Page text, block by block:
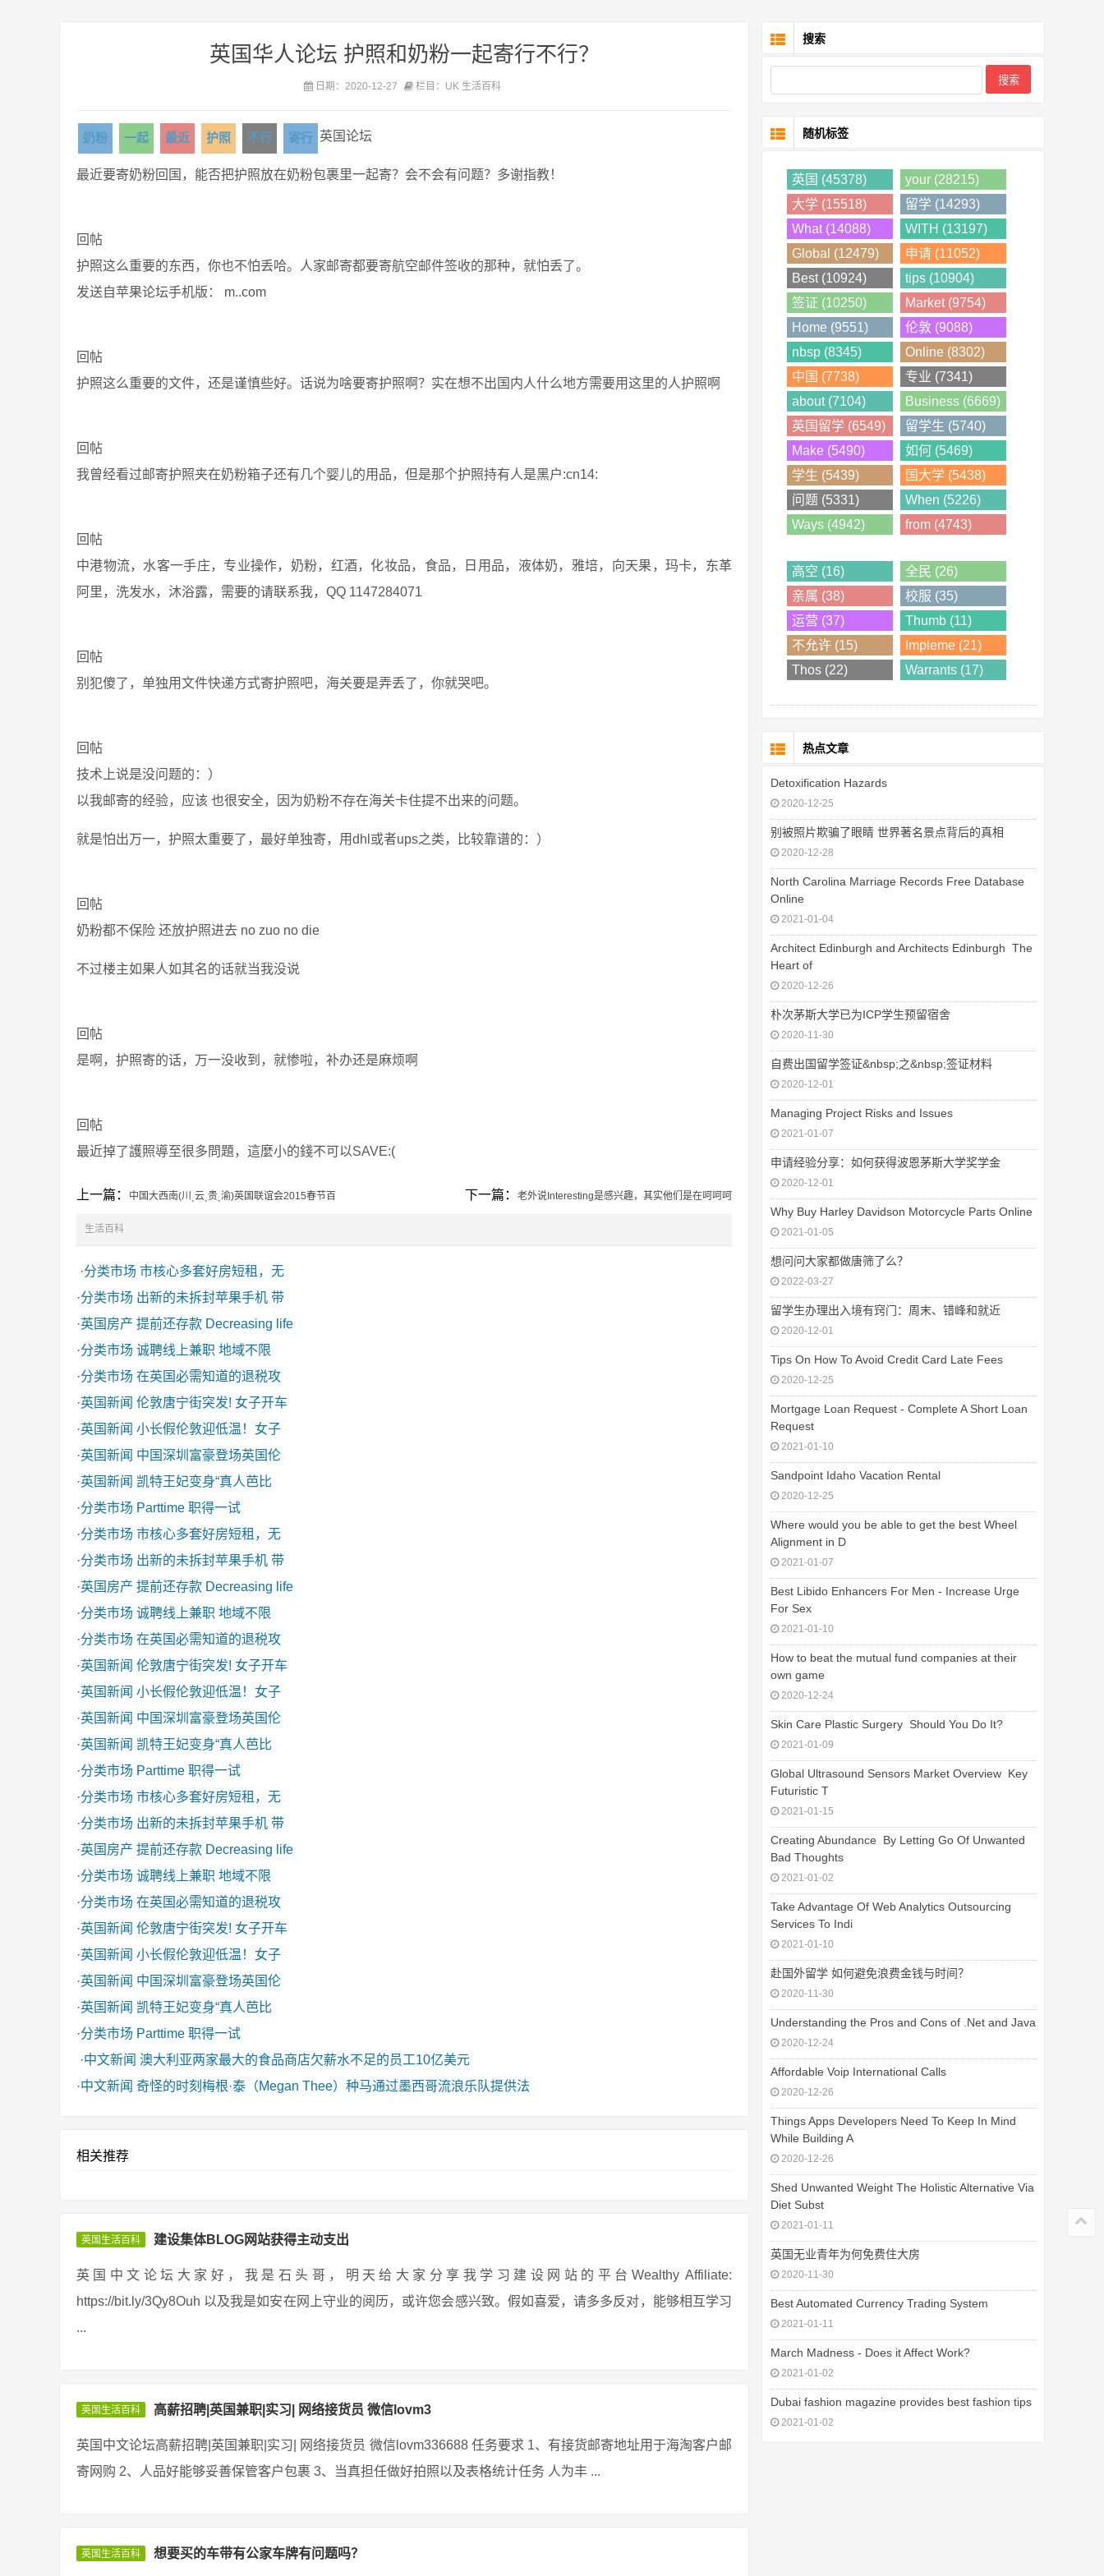
英国华人论坛 护照和奶粉一起寄行不行？
日期：2020-12-27 栏目：UK 生活百科
奶粉 一起 最近 护照 不行 寄行 英国论坛
最近要寄奶粉回国，能否把护照放在奶粉包裹里一起寄？会不会有问题？多谢指教！
回帖
护照这么重要的东西，你也不怕丢哈。人家邮寄都要寄航空邮件签收的那种，就怕丢了。
发送自苹果论坛手机版： m..com
回帖
护照这么重要的文件，还是谨慎些好。话说为啥要寄护照啊？实在想不出国内人什么地方需要用这里的人护照啊
回帖
我曾经看过邮寄护照夹在奶粉箱子还有几个婴儿的用品，但是那个护照持有人是黑户:cn14:
回帖
中港物流，水客一手庄，专业操作，奶粉，红酒，化妆品，食品，日用品，液体奶，雅培，向天果，玛卡，东革
阿里，洗发水，沐浴露，需要的请联系我，QQ 1147284071
回帖
别犯傻了，单独用文件快递方式寄护照吧，海关要是弄丢了，你就哭吧。
回帖
技术上说是没问题的：）
以我邮寄的经验，应该 也很安全，因为奶粉不存在海关卡住提不出来的问题。
就是怕出万一，护照太重要了，最好单独寄，用dhl或者ups之类，比较靠谱的：）
回帖
奶粉都不保险 还放护照进去 no zuo no die
不过楼主如果人如其名的话就当我没说
回帖
是啊，护照寄的话，万一没收到，就惨啦，补办还是麻烦啊
回帖
最近掉了護照導至很多問題，這麼小的錢不可以SAVE:(
上一篇： 中国大西南(川ˎ云ˎ贵ˎ渝)英国联谊会2015春节百 下一篇： 老外说Interesting是感兴趣，其实他们是在呵呵呵
生活百科
·分类市场 市核心多套好房短租，无
·分类市场 出新的未拆封苹果手机 带
·英国房产 提前还存款 Decreasing life
·分类市场 诚聘线上兼职 地域不限
·分类市场 在英国必需知道的退税攻
·英国新闻 伦敦唐宁街突发! 女子开车
·英国新闻 小长假伦敦迎低温！女子
·英国新闻 中国深圳富豪登场英国伦
·英国新闻 凯特王妃变身“真人芭比
·分类市场 Parttime 职得一试
·分类市场 市核心多套好房短租，无
·分类市场 出新的未拆封苹果手机 带
·英国房产 提前还存款 Decreasing life
·分类市场 诚聘线上兼职 地域不限
·分类市场 在英国必需知道的退税攻
·英国新闻 伦敦唐宁街突发! 女子开车
·英国新闻 小长假伦敦迎低温！女子
·英国新闻 中国深圳富豪登场英国伦
·英国新闻 凯特王妃变身“真人芭比
·分类市场 Parttime 职得一试
·分类市场 市核心多套好房短租，无
·分类市场 出新的未拆封苹果手机 带
·英国房产 提前还存款 Decreasing life
·分类市场 诚聘线上兼职 地域不限
·分类市场 在英国必需知道的退税攻
·英国新闻 伦敦唐宁街突发! 女子开车
·英国新闻 小长假伦敦迎低温！女子
·英国新闻 中国深圳富豪登场英国伦
·英国新闻 凯特王妃变身“真人芭比
·分类市场 Parttime 职得一试
·中文新闻 澳大利亚两家最大的食品商店欠薪水不足的员工10亿美元
·中文新闻 奇怪的时刻梅根·泰（Megan Thee）种马通过墨西哥流浪乐队提供法
相关推荐
英国生活百科 建设集体BLOG网站获得主动支出
英国中文论坛大家好，我是石头哥，明天给大家分享我学习建设网站的平台Wealthy Affiliate:
https://bit.ly/3Qy8Ouh 以及我是如安在网上守业的阅历，或许您会感兴致。假如喜爱，请多多反对，能够相互学习
...
英国生活百科 高薪招聘|英国兼职|实习| 网络接货员 微信lovm3
英国中文论坛高薪招聘|英国兼职|实习| 网络接货员 微信lovm336688 任务要求 1、有接货邮寄地址用于海淘客户邮
寄网购 2、人品好能够妥善保管客户包裹 3、当真担任做好拍照以及表格统计任务 人为丰 ...
英国生活百科 想要买的车带有公家车牌有问题吗？
搜索
随机标签
英国 (45378)
your (28215)
大学 (15518)
留学 (14293)
What (14088)
WITH (13197)
Global (12479)
申请 (11052)
Best (10924)
tips (10904)
签证 (10250)
Market (9754)
Home (9551)
伦敦 (9088)
nbsp (8345)
Online (8302)
中国 (7738)
专业 (7341)
about (7104)
Business (6669)
英国留学 (6549)
留学生 (5740)
Make (5490)
如何 (5469)
学生 (5439)
国大学 (5438)
问题 (5331)
When (5226)
Ways (4942)
from (4743)
高空 (16)
全民 (26)
亲属 (38)
校服 (35)
运营 (37)
Thumb (11)
不允许 (15)
Impleme (21)
Thos (22)
Warrants (17)
热点文章
Detoxification Hazards
2020-12-25
别被照片欺骗了眼睛 世界著名景点背后的真相
2020-12-28
North Carolina Marriage Records Free Database
Online
2021-01-04
Architect Edinburgh and Architects Edinburgh  The
Heart of
2020-12-26
朴次茅斯大学已为ICP学生预留宿舍
2020-11-30
自费出国留学签证&nbsp;之&nbsp;签证材料
2020-12-01
Managing Project Risks and Issues
2021-01-07
申请经验分享：如何获得波恩茅斯大学奖学金
2020-12-01
Why Buy Harley Davidson Motorcycle Parts Online
2021-01-05
想问问大家都做唐筛了么？
2022-03-27
留学生办理出入境有窍门：周末、错峰和就近
2020-12-01
Tips On How To Avoid Credit Card Late Fees
2020-12-25
Mortgage Loan Request - Complete A Short Loan
Request
2021-01-10
Sandpoint Idaho Vacation Rental
2020-12-25
Where would you be able to get the best Wheel
Alignment in D
2021-01-07
Best Libido Enhancers For Men - Increase Urge
For Sex
2021-01-10
How to beat the mutual fund companies at their
own game
2020-12-24
Skin Care Plastic Surgery  Should You Do It?
2021-01-09
Global Ultrasound Sensors Market Overview  Key
Futuristic T
2021-01-15
Creating Abundance  By Letting Go Of Unwanted
Bad Thoughts
2021-01-02
Take Advantage Of Web Analytics Outsourcing
Services To Indi
2021-01-10
赴国外留学 如何避免浪费金钱与时间？
2020-11-30
Understanding the Pros and Cons of .Net and Java
2020-12-24
Affordable Voip International Calls
2020-12-26
Things Apps Developers Need To Keep In Mind
While Building A
2020-12-26
Shed Unwanted Weight The Holistic Alternative Via
Diet Subst
2021-01-11
英国无业青年为何免费住大房
2020-11-30
Best Automated Currency Trading System
2021-01-11
March Madness - Does it Affect Work?
2021-01-02
Dubai fashion magazine provides best fashion tips
2021-01-02